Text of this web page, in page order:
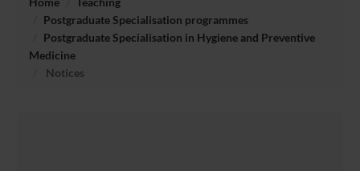
Postgraduate Specialisation programmes
Postgraduate Specialisation in Hygiene and Preventive
Medicine
Notices